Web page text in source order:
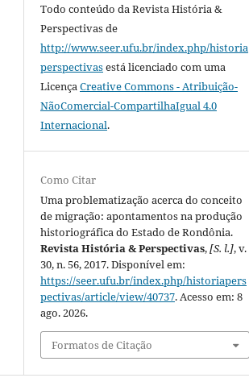
Todo conteúdo da Revista História &
Perspectivasde
http://www.seer.ufu.br/index.php/historia
perspectivasestá licenciado com uma
LicençaCreative Commons - Atribuição-
NãoComercial-CompartilhaIgual 4.0
Internacional.
Como Citar
Uma problematização acerca do conceito
de migração: apontamentos na produção
historiográfica do Estado de Rondônia.
Revista História & Perspectivas,[S. l.], v.
30, n. 56, 2017. Disponível em:
https://seer.ufu.br/index.php/historiapers
pectivas/article/view/40737. Acesso em: 8
ago. 2026.
Formatos de Citação